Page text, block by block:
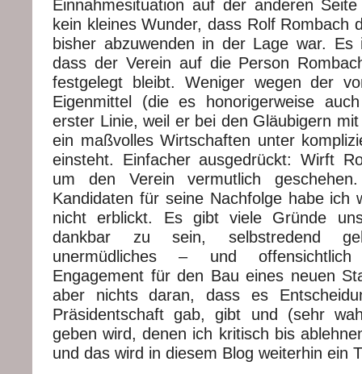
Einnahmesituation auf der anderen
kein kleines Wunder, dass Rolf Rombach
bisher abzuwenden in der Lage war.
dass der Verein auf die Person
festgelegt bleibt. Weniger wegen der
Eigenmittel (die es honorigerweise
erster Linie, weil er bei den Gläubigern
ein maßvolles Wirtschaften unter
einsteht. Einfacher ausgedrückt: Wirft
um den Verein vermutlich
Kandidaten für seine Nachfolge habe ich
nicht erblickt. Es gibt viele Gründe
dankbar zu sein, selbstredend
unermüdliches – und
Engagement für den Bau eines neuen
aber nichts daran, dass es
Präsidentschaft gab, gibt und (sehr
geben wird, denen ich kritisch bis
und das wird in diesem Blog weiterhin ein